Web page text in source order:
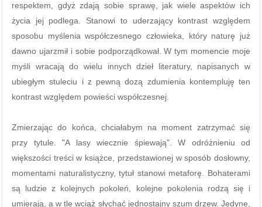
respektem, gdyż zdają sobie sprawę, jak wiele aspektów ich
życia jej podlega. Stanowi to uderzający kontrast względem
sposobu myślenia współczesnego człowieka, który naturę już
dawno ujarzmił i sobie podporządkował. W tym momencie moje
myśli wracają do wielu innych dzieł literatury, napisanych w
ubiegłym stuleciu i z pewną dozą zdumienia kontempluję ten
kontrast względem powieści współczesnej.
Zmierzając do końca, chciałabym na moment zatrzymać się
przy tytule. "A lasy wiecznie śpiewają". W odróżnieniu od
większości treści w książce, przedstawionej w sposób dosłowny,
momentami naturalistyczny, tytuł stanowi metaforę. Bohaterami
są ludzie z kolejnych pokoleń, kolejne pokolenia rodzą się i
umierają, a w tle wciąż słychać jednostajny szum drzew. Jedyne,